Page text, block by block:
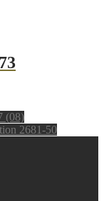
(08)
2681-50